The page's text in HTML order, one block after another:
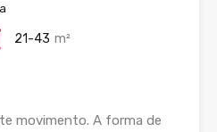
21-43 m²
movimento. A forma de